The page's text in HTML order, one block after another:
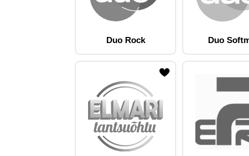
Duo Rock Duo
Lisa raadiojaam lemmikute hulkaLisa raadiojaam